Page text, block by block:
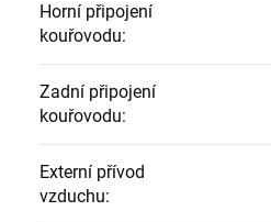
Horní připojení
kouřovodu:
Zadní připojení
kouřovodu:
Externí přívod
vzduchu: